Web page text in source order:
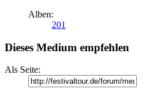
Alben:
201
Dieses Medium empfehlen
Als Seite: